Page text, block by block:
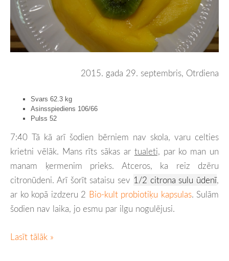
2015. gada 29. septembris, Otrdiena
Svars 62.3 kg
Asinsspiediens 106/66
Pulss 52
7:40 Tā kā arī šodien bērniem nav skola, varu celties
krietni vēlāk. Mans rīts sākas ar tualeti, par ko man un
manam ķermenim prieks. Atceros, ka reiz dzēru
citronūdeni. Arī šorīt sataisu sev 1/2 citrona sulu ūdenī,
ar ko kopā izdzeru 2 Bio-kult probiotiķu kapsulas. Sulām
šodien nav laika, jo esmu par ilgu nogulējusi.
Lasīt tālāk »